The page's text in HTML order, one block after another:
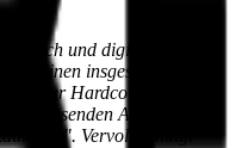
und digital weltweit
seinen insgesamt zwölf
der Hardcover-
tausenden Audio- und
Vervollständigt